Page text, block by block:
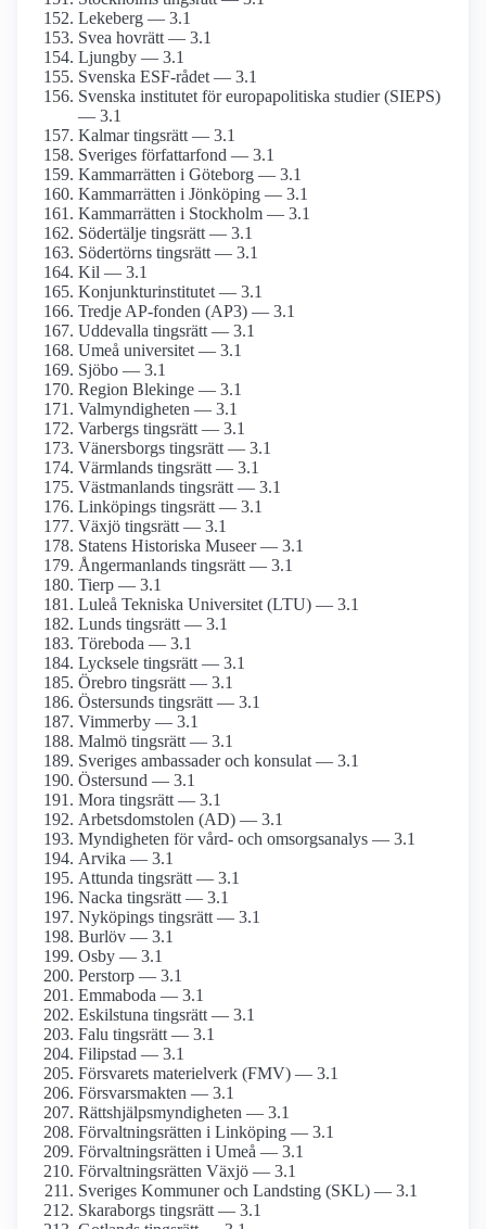
Lekeberg — 3.1
Svea hovrätt — 3.1
Ljungby — 3.1
Svenska ESF-rådet — 3.1
Svenska institutet för europapolitiska studier (SIEPS)
— 3.1
Kalmar tingsrätt — 3.1
Sveriges författarfond — 3.1
Kammarrätten i Göteborg — 3.1
Kammarrätten i Jönköping — 3.1
Kammarrätten i Stockholm — 3.1
Södertälje tingsrätt — 3.1
Södertörns tingsrätt — 3.1
Kil — 3.1
Konjunkturinstitutet — 3.1
Tredje AP-fonden (AP3) — 3.1
Uddevalla tingsrätt — 3.1
Umeå universitet — 3.1
Sjöbo — 3.1
Region Blekinge — 3.1
Valmyndigheten — 3.1
Varbergs tingsrätt — 3.1
Vänersborgs tingsrätt — 3.1
Värmlands tingsrätt — 3.1
Västmanlands tingsrätt — 3.1
Linköpings tingsrätt — 3.1
Växjö tingsrätt — 3.1
Statens Historiska Museer — 3.1
Ångermanlands tingsrätt — 3.1
Tierp — 3.1
Luleå Tekniska Universitet (LTU) — 3.1
Lunds tingsrätt — 3.1
Töreboda — 3.1
Lycksele tingsrätt — 3.1
Örebro tingsrätt — 3.1
Östersunds tingsrätt — 3.1
Vimmerby — 3.1
Malmö tingsrätt — 3.1
Sveriges ambassader och konsulat — 3.1
Östersund — 3.1
Mora tingsrätt — 3.1
Arbetsdomstolen (AD) — 3.1
Myndigheten för vård- och omsorgsanalys — 3.1
Arvika — 3.1
Attunda tingsrätt — 3.1
Nacka tingsrätt — 3.1
Nyköpings tingsrätt — 3.1
Burlöv — 3.1
Osby — 3.1
Perstorp — 3.1
Emmaboda — 3.1
Eskilstuna tingsrätt — 3.1
Falu tingsrätt — 3.1
Filipstad — 3.1
Försvarets materielverk (FMV) — 3.1
Försvarsmakten — 3.1
Rättshjälpsmyndigheten — 3.1
Förvaltningsrätten i Linköping — 3.1
Förvaltningsrätten i Umeå — 3.1
Förvaltningsrätten Växjö — 3.1
Sveriges Kommuner och Landsting (SKL) — 3.1
Skaraborgs tingsrätt — 3.1